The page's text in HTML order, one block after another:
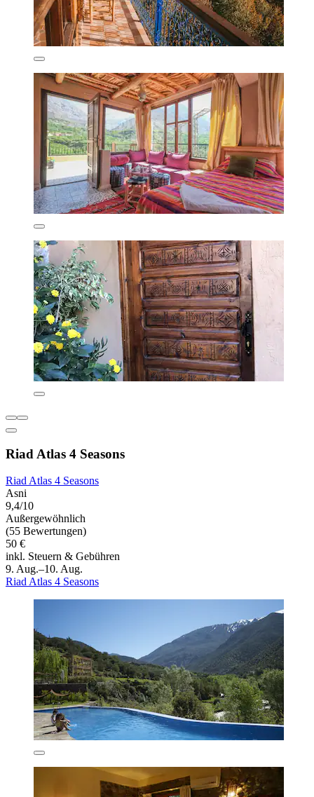
Riad Atlas 4 Seasons
Riad Atlas 4 Seasons
Asni
9,4/10
Außergewöhnlich
(55 Bewertungen)
50 €
inkl. Steuern & Gebühren
9. Aug.–10. Aug.
Riad Atlas 4 Seasons